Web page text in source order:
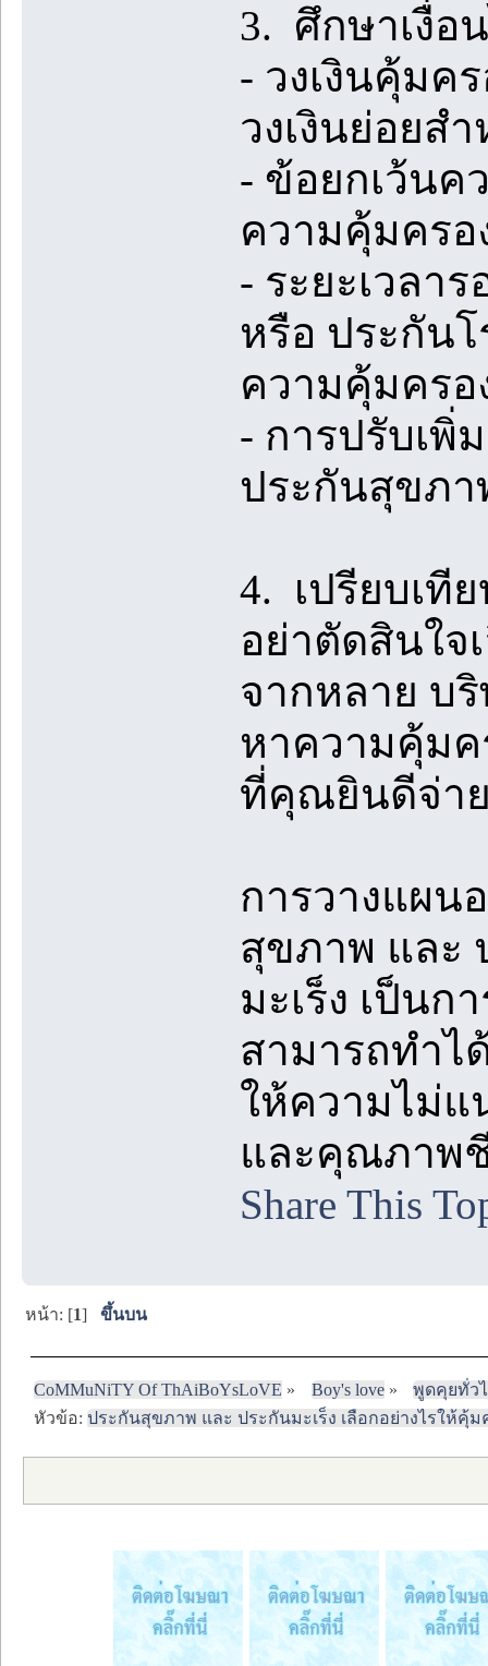
3. ศึกษาเงื่อ
- วงเงินคุ้มค
วงเงินย่อยส
- ข้อยกเว้นค
ความคุ้มครอ
- ระยะเวลา
หรือ ประกัน
ความคุ้มครอ
- การปรับเพิ่
ประกันสุขภา
4. เปรียบเที
อย่าตัดสินใจ
จากหลาย บ
หาความคุ้มค
ที่คุณยินดีจ่า
การวางแผน
สุขภาพ และ
มะเร็ง เป็น
สามารถทำไ
ให้ความไม่แ
และคุณภาพ
Share This
หน้า: [1]ขึ้นบน
CoMMuNiTY Of ThAiBoYsLoVE » Boy's love»
พูดคุยทั่ว
หัวข้อ:ประกันสุขภาพ และ ประกันมะเร็ง เลือกอย่างไรให้คุ้